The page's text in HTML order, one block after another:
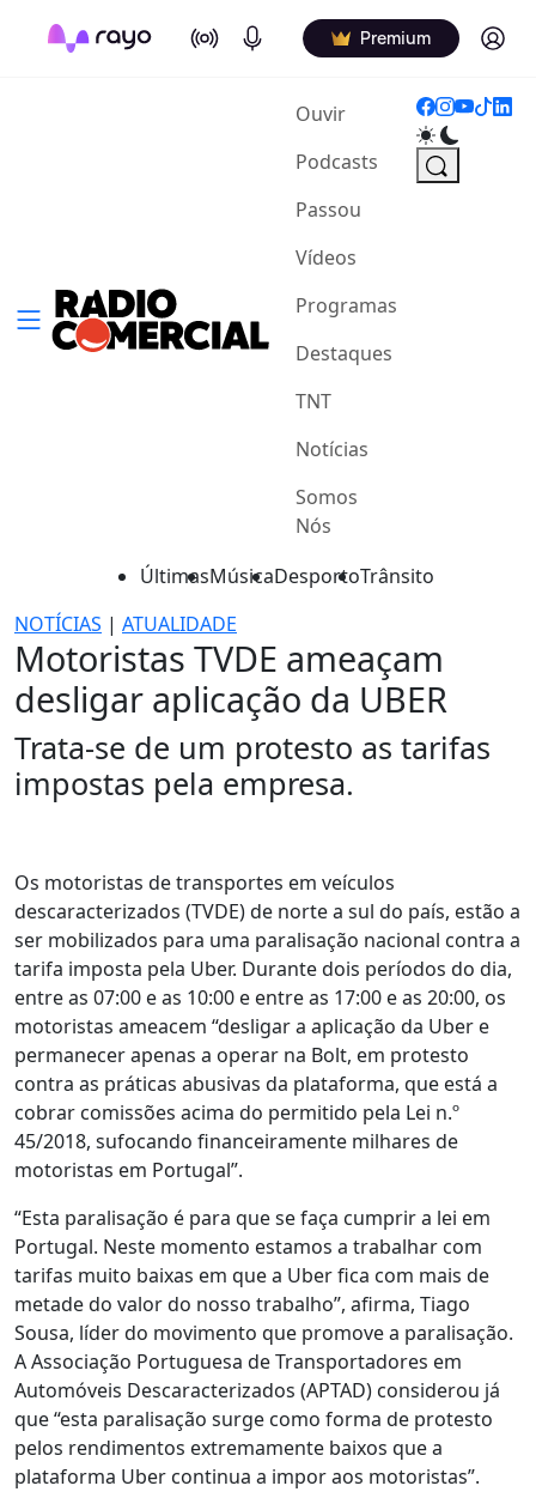
On Air Podcasts Premium Log in
Ouvir(current)
Podcasts
Passou
Vídeos
Programas
Destaques
TNT
Notícias
Somos
Nós
ÚltimasMúsicaDesportoTrânsito
NOTÍCIAS | ATUALIDADE
Motoristas TVDE ameaçam
desligar aplicação da UBER
Trata-se de um protesto as tarifas
impostas pela empresa.
Os motoristas de transportes em veículos
descaracterizados (TVDE) de norte a sul do país, estão a
ser mobilizados para uma paralisação nacional contra a
tarifa imposta pela Uber. Durante dois períodos do dia,
entre as 07:00 e as 10:00 e entre as 17:00 e as 20:00, os
motoristas ameacem “desligar a aplicação da Uber e
permanecer apenas a operar na Bolt, em protesto
contra as práticas abusivas da plataforma, que está a
cobrar comissões acima do permitido pela Lei n.º
45/2018, sufocando financeiramente milhares de
motoristas em Portugal”.
“Esta paralisação é para que se faça cumprir a lei em
Portugal. Neste momento estamos a trabalhar com
tarifas muito baixas em que a Uber fica com mais de
metade do valor do nosso trabalho”, afirma, Tiago
Sousa, líder do movimento que promove a paralisação.
A Associação Portuguesa de Transportadores em
Automóveis Descaracterizados (APTAD) considerou já
que “esta paralisação surge como forma de protesto
pelos rendimentos extremamente baixos que a
plataforma Uber continua a impor aos motoristas”.